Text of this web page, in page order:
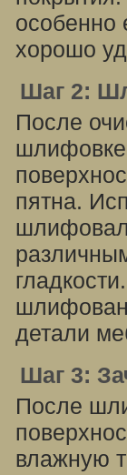
особенно
хорошо
Шаг 2:
После
пятна.
детали
Шаг 3:
После
влажную